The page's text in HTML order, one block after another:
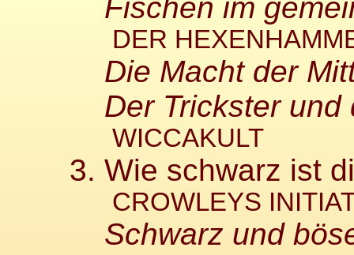
Fischen im
DER
Die Macht der
Der Trickster und
WICCAKULT
3. Wie schwarz ist
CROWLEYS
Schwarz und